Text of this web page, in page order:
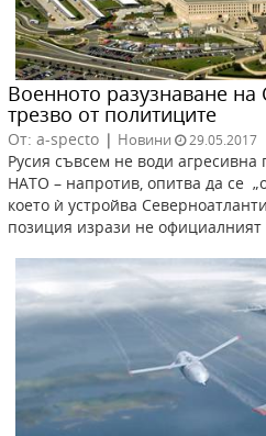
Военното разузнаване
трезво от политиците
От: a-specto | Новини 29.05.2017
Русия съвсем не води
НАТО – напротив, опитва да се
което ѝ устройва
позиция изрази не официалният